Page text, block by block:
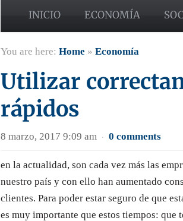
INICIO ECONOMÍA
You are here: Home » Economía
Utilizar
rápidos
8 marzo, 2017 9:09 am · 0 comments
en la actualidad, son cada vez más las
nuestro país y con ello han aumentado
clientes. Para poder estar seguro de que
es muy importante que estos tiempos: que